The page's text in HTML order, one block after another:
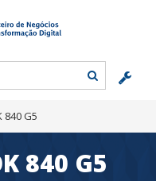
840 G5
840 G5